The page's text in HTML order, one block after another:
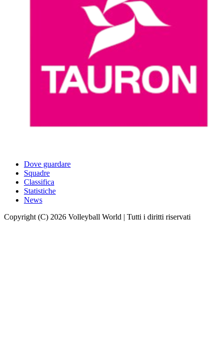
Dove guardare
Squadre
Classifica
Statistiche
News
Copyright (C) 2026 Volleyball World | Tutti i diritti riservati